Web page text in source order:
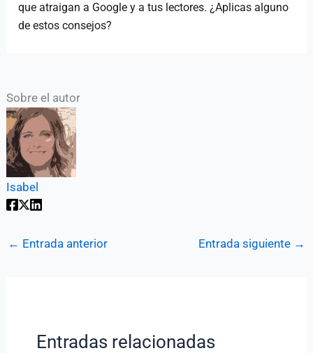
que atraigan a Google y a tus lectores. ¿Aplicas alguno
de estos consejos?
Sobre el autor
Isabel
← Entrada anterior Entrada siguiente →
Entradas relacionadas